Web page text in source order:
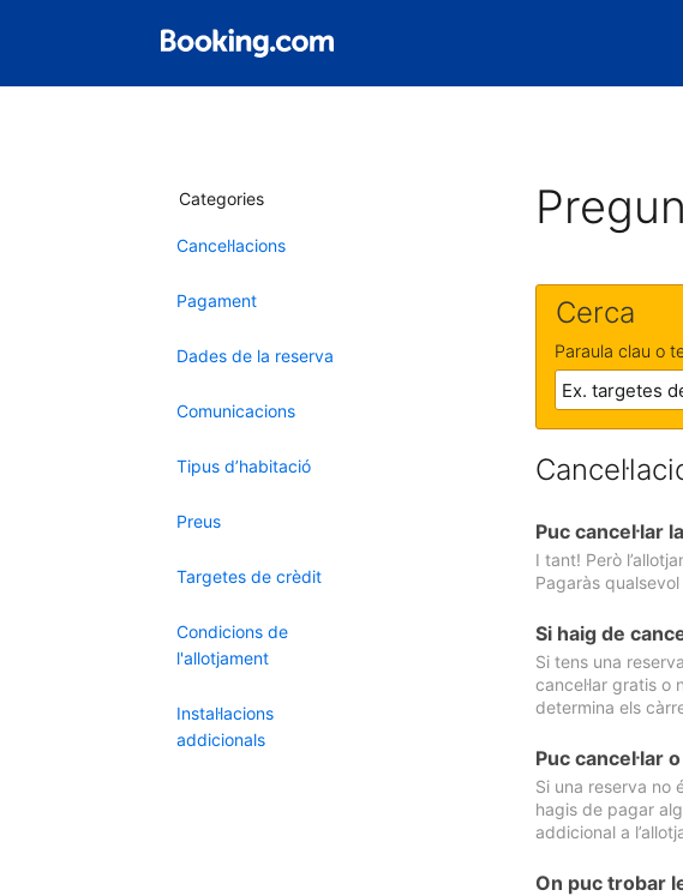
Categories
Cancel·lacions
Pagament
Dades de la reserva
Comunicacions
Tipus d’habitació
Preus
Targetes de crèdit
Condicions de
l'allotjament
Instal·lacions
addicionals
Cerca
Paraula clau o
Puc cancel·lar
I tant! Però
Pagaràs
Si haig de
Si tens una
cancel·lar gratis o
determina els
Puc cancel·lar
Si una reserva no
hagis de pagar
addicional a
On puc trobar